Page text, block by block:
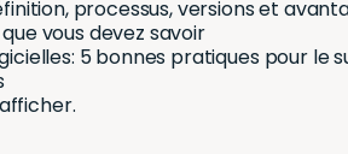
processus, versions et
vous devez savoir
5 bonnes pratiques pour le